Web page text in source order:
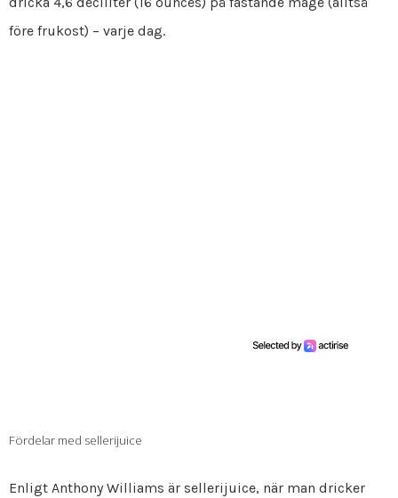
före frukost) – varje dag.
Fördelar med sellerijuice
Enligt Anthony Williams är sellerijuice, när man dricker